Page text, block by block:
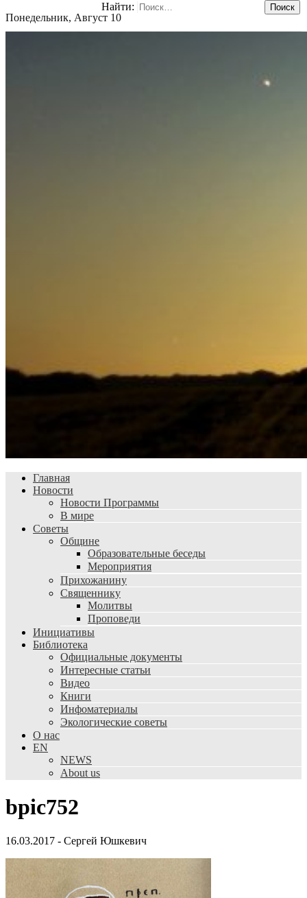
Понедельник, Август 10
Найти:
Главная
Новости
Новости Программы
В мире
Советы
Общине
Образовательные беседы
Мероприятия
Прихожанину
Священнику
Молитвы
Проповеди
Инициативы
Библиотека
Официальные документы
Интересные статьи
Видео
Книги
Инфоматериалы
Экологические советы
О нас
EN
NEWS
About us
bpic752
16.03.2017 - Сергей Юшкевич